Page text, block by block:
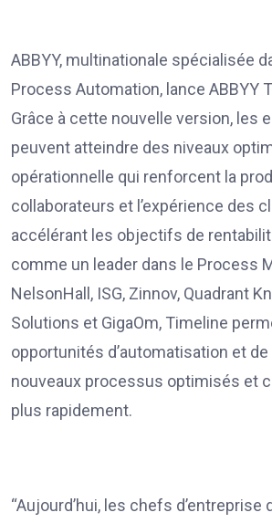
ABBYY, multinationale spécialisée
Process Automation, lance ABBYY
Grâce à cette nouvelle version, les
peuvent atteindre des niveaux
opérationnelle qui renforcent la
collaborateurs et l’expérience des
accélérant les objectifs de
comme un leader dans le Process
NelsonHall, ISG, Zinnov, Quadrant
Solutions et GigaOm, Timeline
opportunités d’automatisation et
nouveaux processus optimisés et
plus rapidement.
“Aujourd’hui, les chefs d’entreprise